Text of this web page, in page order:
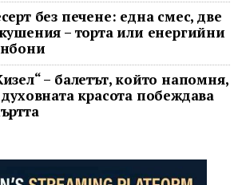
без печене: една смес, две
– торта или енергийни
– балетът, който напомня,
красота побеждава